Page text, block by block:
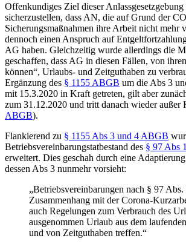
Offenkundiges Ziel dieser Anlassgesetzgebung
sicherzustellen, dass AN, die auf Grund der
Sicherungsmaßnahmen ihre Arbeit nicht mehr
dennoch einen Anspruch auf
AG haben. Gleichzeitig wurde allerdings die
geschaffen, dass AG in diesen Fällen, von
können“, Urlaubs- und Zeitguthaben zu
Ergänzung des § 1155 ABGB um die Abs 3
mit 15.3.2020 in Kraft getreten, gilt aber
zum 31.12.2020 und tritt danach wieder außer
ABGB).
Flankierend zu § 1155 Abs 3 und 4 ABGB
Betriebsvereinbarungstatbestand des § 97 Abs
erweitert. Dies geschah durch eine
dessen Abs 3 nunmehr vorsieht:
„Betriebsvereinbarungen nach § 97
Zusammenhang mit der Corona-
auch Regelungen zum Verbrauch des
ausgenommen Urlaub aus dem
und von Zeitguthaben treffen.“